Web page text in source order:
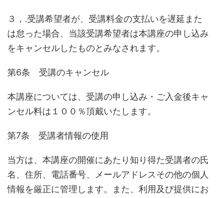
３，.受講希望者が、受講料金の支払いを遅延また
は怠った場合、当該受講希望者は本講座の申し込み
をキャンセルしたものとみなされます。
第6条 受講のキャンセル
本講座については、受講の申し込み・ご入金後キャ
ンセル料は１００％頂戴いたします。
第7条 受講者情報の使用
当方は、本講座の開催にあたり知り得た受講者の氏
名、住所、電話番号、メールアドレスその他の個人
情報を厳正に管理します。また、利用及び提供にお